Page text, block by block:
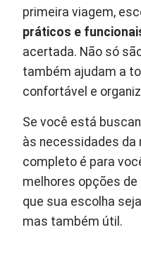
primeira viagem,
práticos e
acertada. Não só
também ajudam a
confortável e
Se você está
às necessidades da
completo é para
melhores opções
que sua escolha
mas também útil.